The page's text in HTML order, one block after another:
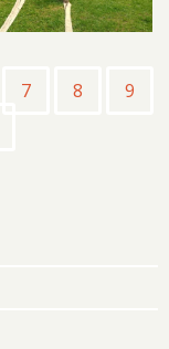
Page
7 Page
8 Page
9